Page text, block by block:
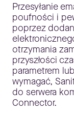
Przesyłanie
poufności i
poprzez
otrzymania
przyszłości
parametrem
wymagać,
do serwera
Connector.